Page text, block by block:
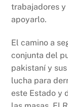
trabajadores y
apoyarlo.
El camino a
conjunta del
pakistaní y
lucha para
este Estado y